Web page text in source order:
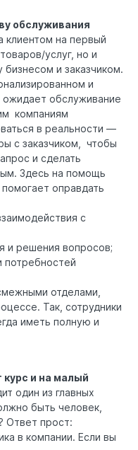
обслуживания
клиентом на первый
услуг, но и
и заказчиком.
и
ожидает обслуживание
компаниям
в реальности —
с заказчиком, чтобы
и сделать
Здесь на помощь
оправдать
с
и решения вопросов;
потребностей
отделами,
Так, сотрудники
иметь полную и
и на малый
один из главных
быть человек,
Ответ прост:
в компании. Если вы